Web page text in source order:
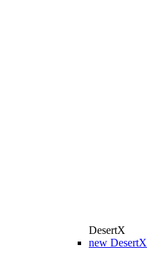
DesertX
new DesertX